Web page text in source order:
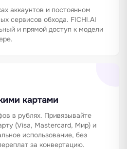
аккаунтов и постоянном
сервисов обхода. FICHI.AI
и прямой доступ к модели
картами
в рублях. Привязывайте
(Visa, Mastercard, Мир) и
использование, без
за конвертацию.